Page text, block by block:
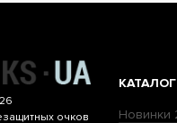
очков
КАТАЛОГ
Новинки